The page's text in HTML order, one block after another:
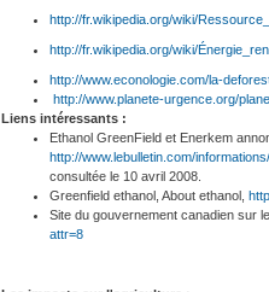
http://fr.wikipedia.org/wiki/
http://fr.wikipedia.org/wiki/
http://www.econologie.com/la-
http://www.planete-urgence.org/
Liens intéressants :
Ethanol GreenField et Enerkem
http://www.lebulletin.com/
consultée le 10 avril 2008.
Greenfield ethanol, About ethanol,
Site du gouvernement canadien sur
attr=8